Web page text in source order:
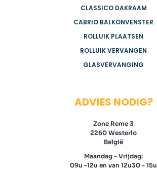
CLASSICO DAKRAAM
CABRIO BALKONVENSTER
ROLLUIK PLAATSEN
ROLLUIK VERVANGEN
GLASVERVANGING
ADVIES NODIG?
Zone Reme 3
2260 Westerlo
België
Maandag - Vrijdag:
09u –12u en van 12u30 - 15u